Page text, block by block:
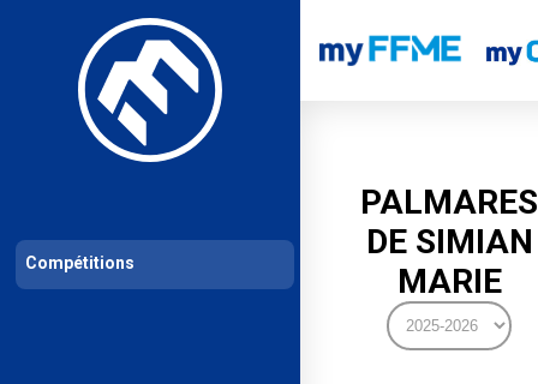
Les compétitions Calendrier de compétitions Classements
PALMARES
DE SIMIAN
MARIE
Compétitions